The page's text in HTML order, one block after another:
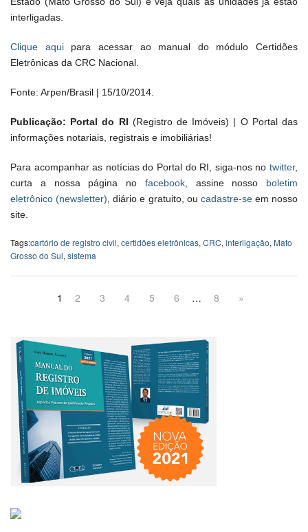
interligadas.
Clique aquipara acessar ao manual do módulo Certidões
Eletrônicas da CRC Nacional.
Fonte: Arpen/Brasil | 15/10/2014.
Publicação: Portal do RI (Registro de Imóveis) | O Portal das
informações notariais, registrais e imobiliárias!
Para acompanhar as notícias do Portal do RI, siga-nos no twitter,
curta a nossa página no facebook, assine nosso boletim
eletrônico (newsletter) , diário e gratuito, ou cadastre-seem nosso
site.
Tags:cartório de registro civil, certidões eletrônicas, CRC, interligação, Mato
Grosso do Sul, sistema
1 2 3 4 5 6 … 8 »